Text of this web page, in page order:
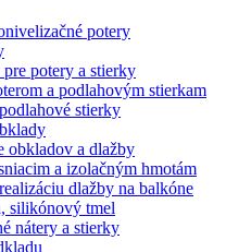
potery
pre potery a stierky
a podlahovým stierkam
stierky
obkladov a dlažby
a izolačným hmotám
dlažby na balkóne
silikónový tmel
nátery a stierky